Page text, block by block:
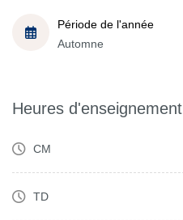
Période de l'année
Automne
Heures d'enseignement
CM
TD